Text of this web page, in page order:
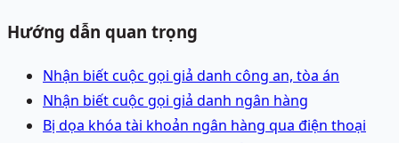
Hướng dẫn quan trọng
Nhận biết cuộc gọi giả danh công an, tòa án
Nhận biết cuộc gọi giả danh ngân hàng
Bị dọa khóa tài khoản ngân hàng qua điện thoại